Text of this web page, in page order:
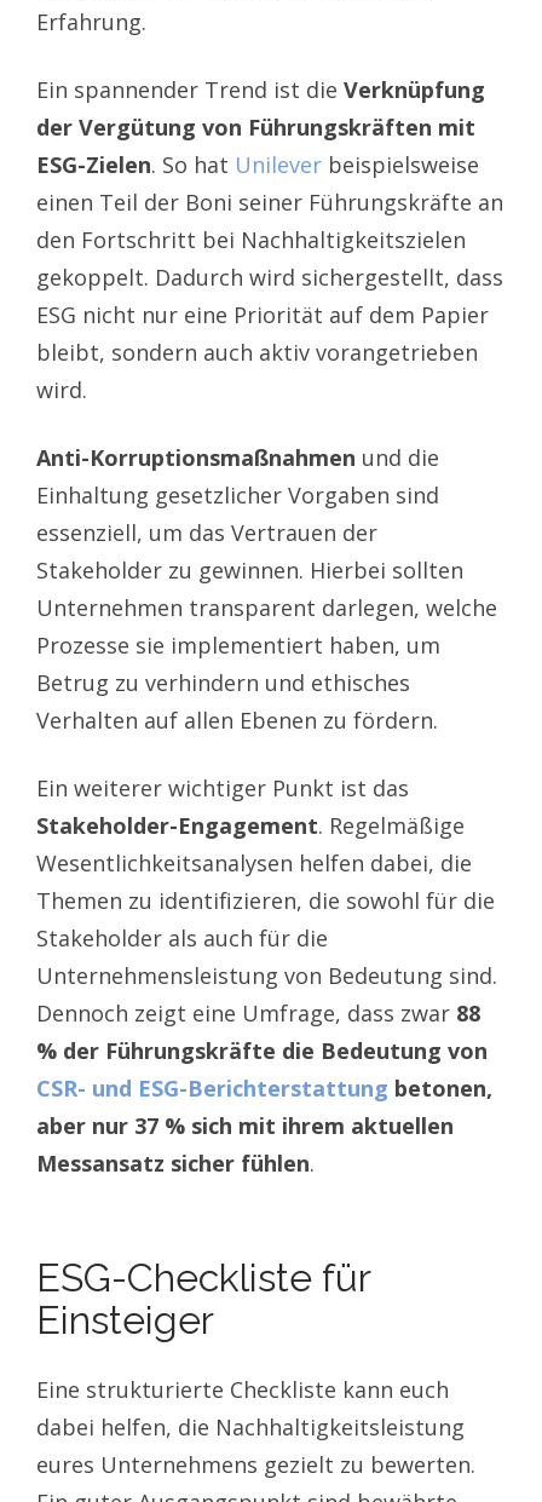
Erfahrung.
Ein spannender Trend ist die Verknüpfung
der Vergütung von Führungskräften mit
ESG-Zielen. So hat Unilever beispielsweise
einen Teil der Boni seiner Führungskräfte an
den Fortschritt bei Nachhaltigkeitszielen
gekoppelt. Dadurch wird sichergestellt, dass
ESG nicht nur eine Priorität auf dem Papier
bleibt, sondern auch aktiv vorangetrieben
wird.
Anti-Korruptionsmaßnahmen und die
Einhaltung gesetzlicher Vorgaben sind
essenziell, um das Vertrauen der
Stakeholder zu gewinnen. Hierbei sollten
Unternehmen transparent darlegen, welche
Prozesse sie implementiert haben, um
Betrug zu verhindern und ethisches
Verhalten auf allen Ebenen zu fördern.
Ein weiterer wichtiger Punkt ist das
Stakeholder-Engagement. Regelmäßige
Wesentlichkeitsanalysen helfen dabei, die
Themen zu identifizieren, die sowohl für die
Stakeholder als auch für die
Unternehmensleistung von Bedeutung sind.
Dennoch zeigt eine Umfrage, dass zwar 88
% der Führungskräfte die Bedeutung von
CSR- und ESG-Berichterstattung betonen,
aber nur 37 % sich mit ihrem aktuellen
Messansatz sicher fühlen.
ESG-Checkliste für
Einsteiger
Eine strukturierte Checkliste kann euch
dabei helfen, die Nachhaltigkeitsleistung
eures Unternehmens gezielt zu bewerten.